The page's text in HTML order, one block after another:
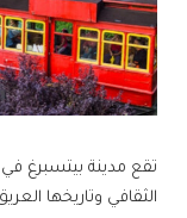
تقع مدينة بيتسبرغ في
الثقافي وتاريخها